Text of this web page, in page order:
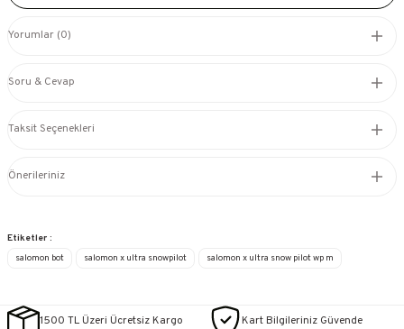
Yorumlar (0)
Soru & Cevap
Taksit Seçenekleri
Önerileriniz
Etiketler :
salomon bot
salomon x ultra snowpilot salomon x ultra snow pilot wp m
1500 TL Üzeri Ücretsiz Kargo Kart Bilgileriniz Güvende